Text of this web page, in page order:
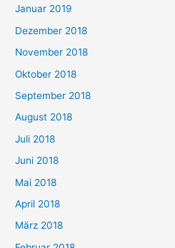
Januar 2019
Dezember 2018
November 2018
Oktober 2018
September 2018
August 2018
Juli 2018
Juni 2018
Mai 2018
April 2018
März 2018